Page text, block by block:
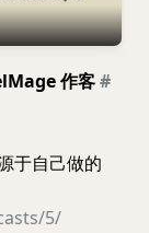
作客#
于自己做的
5/